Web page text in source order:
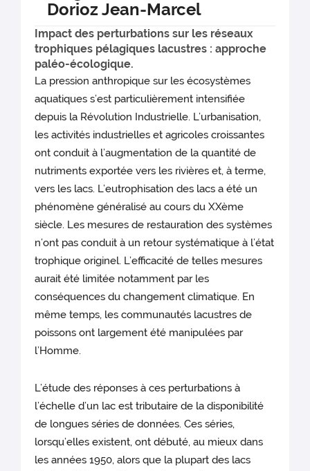
Dorioz Jean-Marcel
Impact des perturbations sur les réseaux
trophiques pélagiques lacustres : approche
paléo-écologique.
La pression anthropique sur les écosystèmes
aquatiques s’est particulièrement intensifiée
depuis la Révolution Industrielle. L’urbanisation,
les activités industrielles et agricoles croissantes
ont conduit à l’augmentation de la quantité de
nutriments exportée vers les rivières et, à terme,
vers les lacs. L’eutrophisation des lacs a été un
phénomène généralisé au cours du XXème
siècle. Les mesures de restauration des systèmes
n’ont pas conduit à un retour systématique à l’état
trophique originel. L’efficacité de telles mesures
aurait été limitée notamment par les
conséquences du changement climatique. En
même temps, les communautés lacustres de
poissons ont largement été manipulées par
l’Homme.
L’étude des réponses à ces perturbations à
l’échelle d’un lac est tributaire de la disponibilité
de longues séries de données. Ces séries,
lorsqu’elles existent, ont débuté, au mieux dans
les années 1950, alors que la plupart des lacs